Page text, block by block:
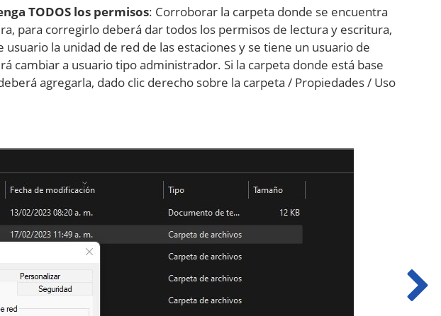
TODOS los permisos: Corroborar la carpeta donde se encuentra
para corregirlo deberá dar todos los permisos de lectura y escritura,
la unidad de red de las estaciones y se tiene un usuario de
cambiar a usuario tipo administrador. Si la carpeta donde está base
agregarla, dado clic derecho sobre la carpeta / Propiedades / Uso